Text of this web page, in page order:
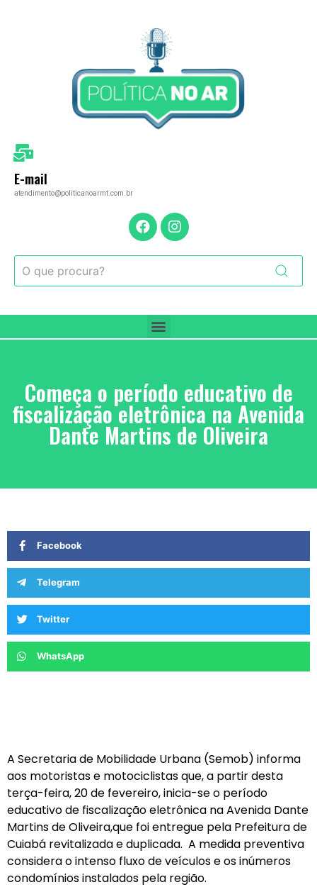
E-mail
atendimento@politicanoarmt.com.br
Começa o período educativo de
fiscalização eletrônica na Avenida
Dante Martins de Oliveira
Facebook
Telegram
Twitter
WhatsApp
A Secretaria de Mobilidade Urbana (Semob) informa
aos motoristas e motociclistas que, a partir desta
terça-feira, 20 de fevereiro, inicia-se o período
educativo de fiscalização eletrônica na Avenida Dante
Martins de Oliveira,que foi entregue pela Prefeitura de
Cuiabá revitalizada e duplicada. A medida preventiva
considera o intenso fluxo de veículos e os inúmeros
condomínios instalados pela região.